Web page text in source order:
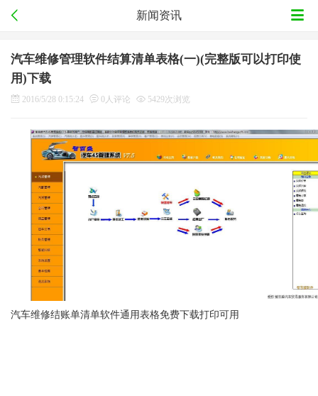
新闻资讯
汽车维修管理软件结算清单表格(一)(完整版可以打印使
用)下载
2016/5/28 0:15:24 0人评论 5429次浏览
汽车维修结账单清单软件通用表格免费下载打印可用